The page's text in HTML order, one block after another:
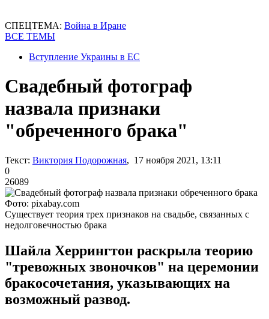
СПЕЦТЕМА: Война в Иране
ВСЕ ТЕМЫ
Вступление Украины в ЕС
Свадебный фотограф
назвала признаки
"обреченного брака"
Текст: Виктория Подорожная, 17 ноября 2021, 13:11
0
26089
Фото: pixabay.com
Существует теория трех признаков на свадьбе, связанных с
недолговечностью брака
Шайла Херрингтон раскрыла теорию
"тревожных звоночков" на церемонии
бракосочетания, указывающих на
возможный развод.